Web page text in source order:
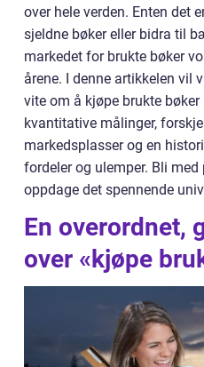
over hele verden. Enten det
sjeldne bøker eller bidra til
markedet for brukte bøker
årene. I denne artikkelen vil
vite om å kjøpe brukte
kvantitative målinger,
markedsplasser og en
fordeler og ulemper. Bli med
oppdage det spennende
En overordnet,
over «kjøpe